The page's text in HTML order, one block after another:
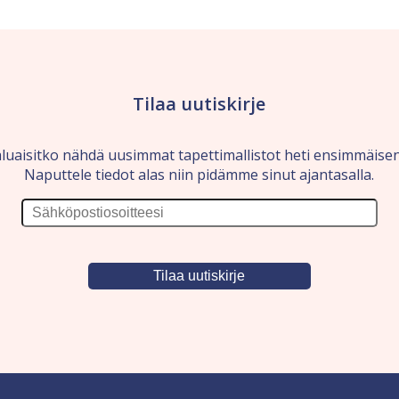
Tilaa uutiskirje
nähdä uusimmat tapettimallistot heti
Naputtele tiedot alas niin pidämme sinut ajantasalla.